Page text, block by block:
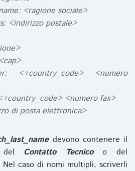
<ragione sociale>
<indirizzo postale>
<+country_code> <numero
<numero fax>
di posta elettronica>
devono contenere il
del Contatto Tecnicoo del
caso di nomi multipli, scriverli